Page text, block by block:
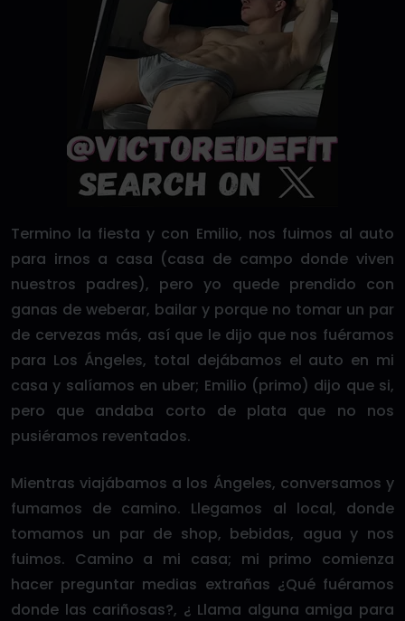
Termino la fiesta y con Emilio, nos fuimos al auto
para irnos a casa (casa de campo donde viven
nuestros padres), pero yo quede prendido con
ganas de weberar, bailar y porque no tomar un par
de cervezas más, así que le dijo que nos fuéramos
para Los Ángeles, total dejábamos el auto en mi
casa y salíamos en uber; Emilio (primo) dijo que si,
pero que andaba corto de plata que no nos
pusiéramos reventados.
Mientras viajábamos a los Ángeles, conversamos y
fumamos de camino. Llegamos al local, donde
tomamos un par de shop, bebidas, agua y nos
fuimos. Camino a mi casa; mi primo comienza
hacer preguntar medias extrañas ¿Qué fuéramos
donde las cariñosas?, ¿ Llama alguna amiga para